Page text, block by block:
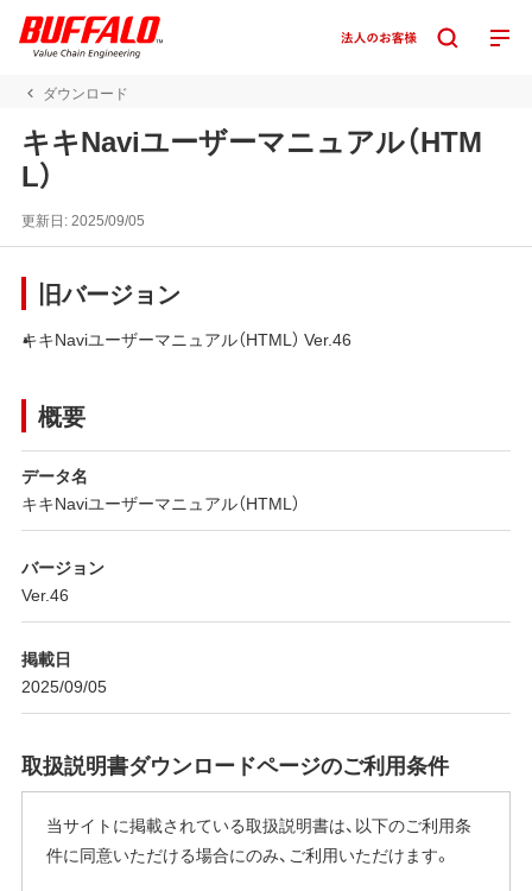
ダウンロード
キキNaviユーザーマニュアル（HTM
L）
更新日:2025/09/05
旧バージョン
キキNaviユーザーマニュアル（HTML） Ver.46
概要
データ名
キキNaviユーザーマニュアル（HTML）
バージョン
Ver.46
掲載日
2025/09/05
取扱説明書ダウンロードページのご利用条件
当サイトに掲載されている取扱説明書は、以下のご利用条
件に同意いただける場合にのみ、ご利用いただけます。